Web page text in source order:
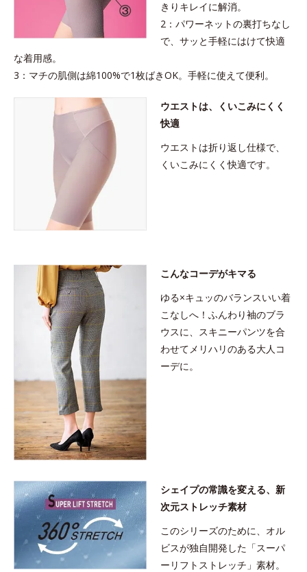
きりキレイに解消。
2：パワーネットの裏打ちなし
で、サッと手軽にはけて快適
な着用感。
3：マチの肌側は綿100%で1枚ばきOK。手軽に使えて便利。
ウエストは、くいこみにくく
快適
ウエストは折り返し仕様で、
くいこみにくく快適です。
こんなコーデがキマる
ゆる×キュッのバランスいい着
こなしへ！ふんわり袖のブラ
ウスに、スキニーパンツを合
わせてメリハリのある大人コ
ーデに。
シェイプの常識を変える、新
次元ストレッチ素材
このシリーズのために、オル
ビスが独自開発した「スーパ
ーリフトストレッチ」素材。